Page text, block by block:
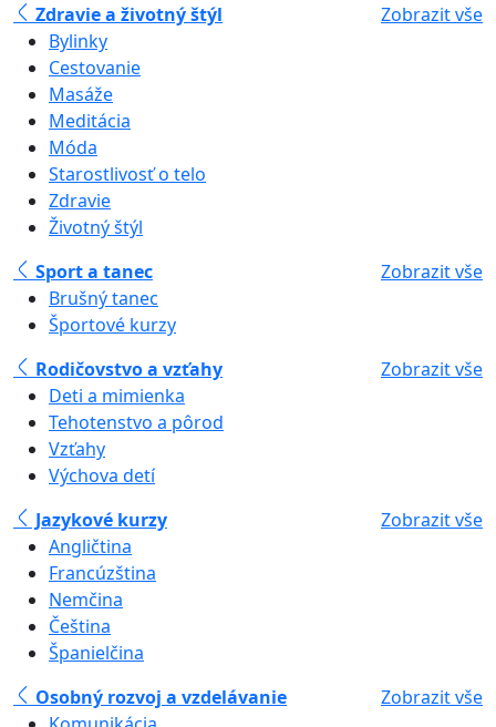
Zdravie a životný štýl
Zobrazit vše
Bylinky
Cestovanie
Masáže
Meditácia
Móda
Starostlivosť o telo
Zdravie
Životný štýl
Sport a tanec
Zobrazit vše
Brušný tanec
Športové kurzy
Rodičovstvo a vzťahy
Zobrazit vše
Deti a mimienka
Tehotenstvo a pôrod
Vzťahy
Výchova detí
Jazykové kurzy
Zobrazit vše
Angličtina
Francúzština
Nemčina
Čeština
Španielčina
Osobný rozvoj a vzdelávanie
Zobrazit vše